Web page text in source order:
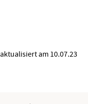
aktualisiert am 10.07.23